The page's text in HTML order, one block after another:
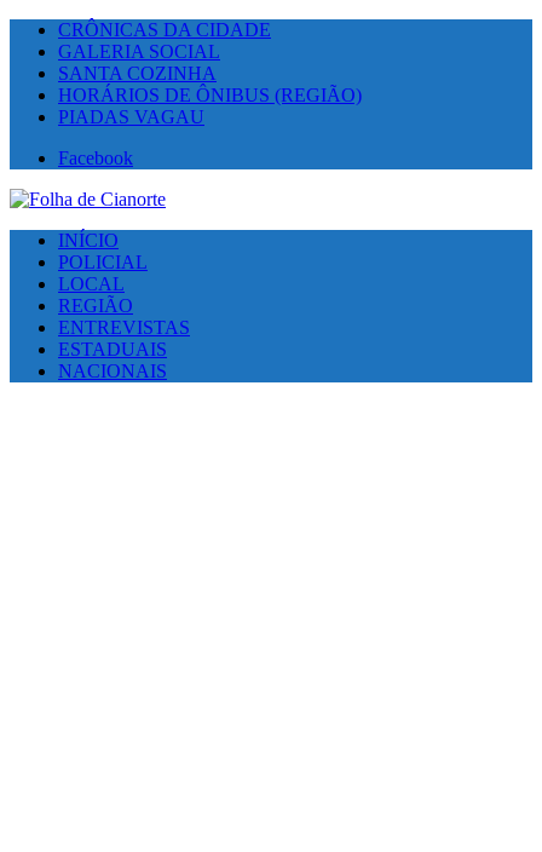
CRÔNICAS DA CIDADE
GALERIA SOCIAL
SANTA COZINHA
HORÁRIOS DE ÔNIBUS (REGIÃO)
PIADAS VAGAU
Facebook
INÍCIO
POLICIAL
LOCAL
REGIÃO
ENTREVISTAS
ESTADUAIS
NACIONAIS